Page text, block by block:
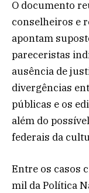
O documento
conselheiros e
apontam
pareceristas
ausência de
divergências
públicas e os
além do
federais da
Entre os casos
mil da Política